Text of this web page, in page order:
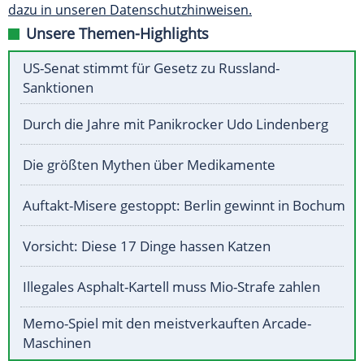
dazu in unseren Datenschutzhinweisen.
Unsere Themen-Highlights
US-Senat stimmt für Gesetz zu Russland-
Sanktionen
Durch die Jahre mit Panikrocker Udo Lindenberg
Die größten Mythen über Medikamente
Auftakt-Misere gestoppt: Berlin gewinnt in Bochum
Vorsicht: Diese 17 Dinge hassen Katzen
Illegales Asphalt-Kartell muss Mio-Strafe zahlen
Memo-Spiel mit den meistverkauften Arcade-
Maschinen